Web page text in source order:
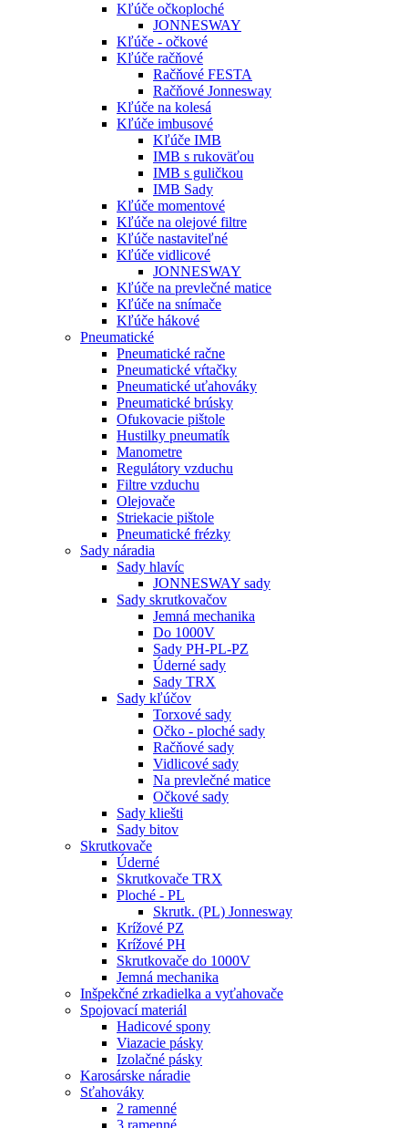
Kľúče očkoploché
JONNESWAY
Kľúče - očkové
Kľúče račňové
Račňové FESTA
Račňové Jonnesway
Kľúče na kolesá
Kľúče imbusové
Kľúče IMB
IMB s rukoväťou
IMB s guličkou
IMB Sady
Kľúče momentové
Kľúče na olejové filtre
Kľúče nastaviteľné
Kľúče vidlicové
JONNESWAY
Kľúče na prevlečné matice
Kľúče na snímače
Kľúče hákové
Pneumatické
Pneumatické račne
Pneumatické vŕtačky
Pneumatické uťahováky
Pneumatické brúsky
Ofukovacie pištole
Hustilky pneumatík
Manometre
Regulátory vzduchu
Filtre vzduchu
Olejovače
Striekacie pištole
Pneumatické frézky
Sady náradia
Sady hlavíc
JONNESWAY sady
Sady skrutkovačov
Jemná mechanika
Do 1000V
Sady PH-PL-PZ
Úderné sady
Sady TRX
Sady kľúčov
Torxové sady
Očko - ploché sady
Račňové sady
Vidlicové sady
Na prevlečné matice
Očkové sady
Sady kliešti
Sady bitov
Skrutkovače
Úderné
Skrutkovače TRX
Ploché - PL
Skrutk. (PL) Jonnesway
Krížové PZ
Krížové PH
Skrutkovače do 1000V
Jemná mechanika
Inšpekčné zrkadielka a vyťahovače
Spojovací materiál
Hadicové spony
Viazacie pásky
Izolačné pásky
Karosárske náradie
Sťahováky
2 ramenné